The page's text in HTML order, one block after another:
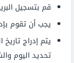
قم بتسجيل
يجب أن تقوم
يتم إدراج
تحديد اليوم